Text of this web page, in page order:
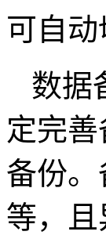
可自
数据
定完
备份
等，